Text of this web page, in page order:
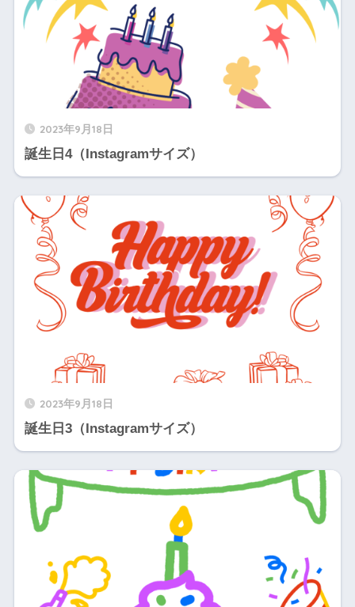
2023年9月18日
誕生日4（Instagramサイズ）
2023年9月18日
誕生日3（Instagramサイズ）